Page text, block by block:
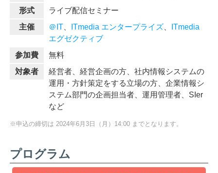
形式
ライブ配信セミナー
主催
＠IT ITmedia エンタープライズ
ITmedia
エグゼクティブ
参加費
無料
対象者
経営者、経営企画の方、社内情報システムの
運用・方針策定をする立場の方、企業情報シ
ステム部門の企画担当者、運用管理者、SIer
など
※申込の締切は 2024年6月3日（月）14:00 までとなります。
プログラム